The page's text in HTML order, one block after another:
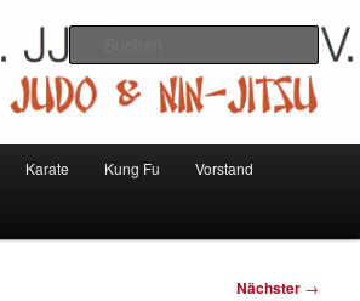
e.V.
Karate Kung Fu Vorstand
Nächster →